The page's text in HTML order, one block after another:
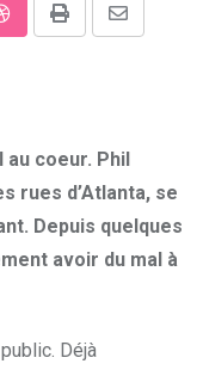
StumbleUpon
Print
Share
au coeur. Phil
rues d’Atlanta, se
Depuis quelques
avoir du mal à
Déjà